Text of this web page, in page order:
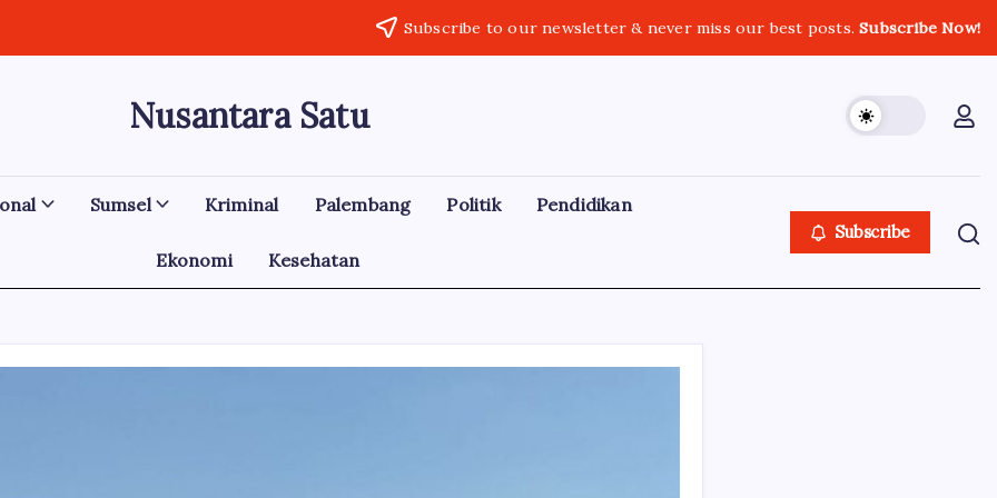
Subscribe to our newsletter & never miss our best posts.Subscribe Now!
Nusantara Satu
Berita
Sumsel Kriminal Palembang Politik Pendidikan
Ekonomi Kesehatan
Subscribe